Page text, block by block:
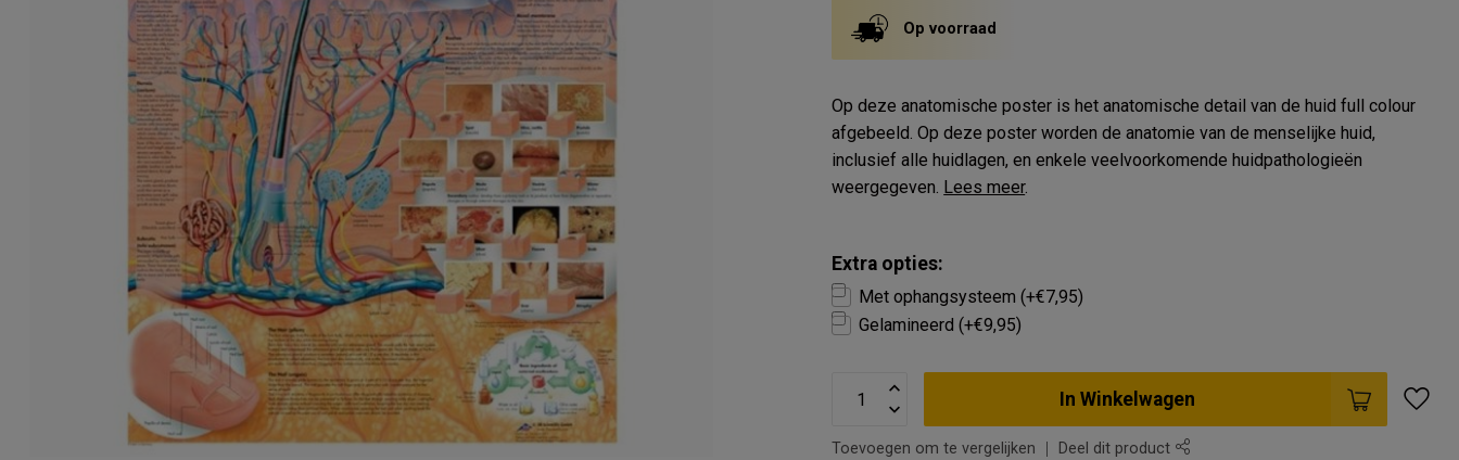
Op voorraad
Op deze anatomische poster is het anatomische detail van de huid full colour
afgebeeld. Op deze poster worden de anatomie van de menselijke huid,
inclusief alle huidlagen, en enkele veelvoorkomende huidpathologieën
weergegeven. Lees meer.
Extra opties:
Met ophangsysteem (+€7,95)
Gelamineerd (+€9,95)
In Winkelwagen
Toevoegen om te vergelijken Deel dit product